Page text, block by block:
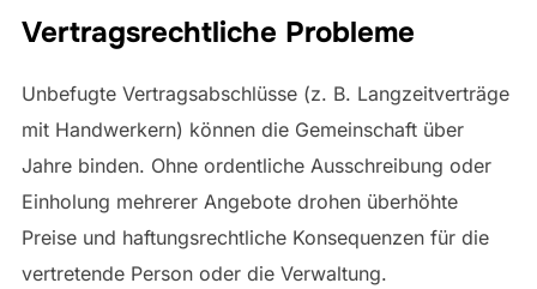
Vertragsrechtliche Probleme
Unbefugte Vertragsabschlüsse (z. B. Langzeitverträge
mit Handwerkern) können die Gemeinschaft über
Jahre binden. Ohne ordentliche Ausschreibung oder
Einholung mehrerer Angebote drohen überhöhte
Preise und haftungsrechtliche Konsequenzen für die
vertretende Person oder die Verwaltung.